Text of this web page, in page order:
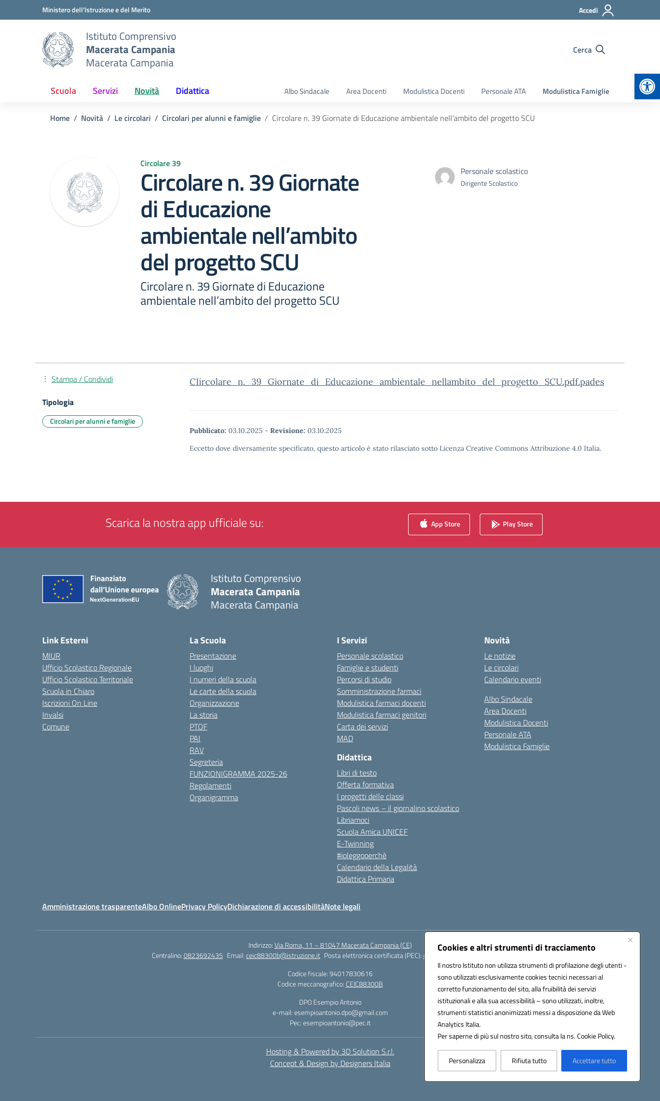
Cookies e altri strumenti di tracciamento
Il nostro Istituto non utilizza strumenti di profilazione degli utenti -
sono utilizzati esclusivamente cookies tecnici necessari al
corretto funzionamento del sito, alla fruibilità dei servizi
istituzionali e alla sua accessibilità – sono utilizzati, inoltre,
strumenti statistici anonimizzati messi a disposizione da Web
Analytics Italia.
Per saperne di più sul nostro sito, consulta la ns. Cookie Policy.
Personalizza Rifiuta tutto Accettare tutto
Vai ai contenuti
Vai al menu di navigazioneMinistero dell'Istruzione e del Merito Accedi
Istituto Comprensivo
Macerata Campania
Macerata Campania
Cerca
Scuola Servizi Novità Didattica Albo Sindacale Area Docenti Modulistica Docenti Personale ATA Modulistica Famiglie
Home Novità Le circolari Circolari per alunni e famiglie Circolare n. 39 Giornate di Educazione ambientale nell’ambito del progetto SCU
Circolare 39
Circolare n. 39 Giornate
di Educazione
ambientale nell’ambito
del progetto SCU
Circolare n. 39 Giornate di Educazione
ambientale nell’ambito del progetto SCU
Personale scolastico
Dirigente Scolastico
CIircolare_n._39_Giornate_di_Educazione_ambientale_nellambito_del_progetto_SCU.pdf.pades
Pubblicato: 03.10.2025 - Revisione: 03.10.2025
Eccetto dove diversamente specificato, questo articolo è stato rilasciato sotto Licenza Creative Commons Attribuzione 4.0 Italia.
Stampa / Condividi
Tipologia
Circolari per alunni e famiglie
Scarica la nostra app ufficiale su: App Store Play Store
Istituto Comprensivo
Macerata Campania
Macerata Campania
Link Esterni
MIUR
Ufficio Scolastico Regionale
Ufficio Scolastico Territoriale
Scuola in Chiaro
Iscrizioni On Line
Invalsi
Comune
La Scuola
Presentazione
I luoghi
I numeri della scuola
Le carte della scuola
Organizzazione
La storia
PTOF
PAI
RAV
Segreteria
FUNZIONIGRAMMA 2025-26
Regolamenti
Organigramma
I Servizi
Personale scolastico
Famiglie e studenti
Percorsi di studio
Somministrazione farmaci
Modulistica farmaci docenti
Modulistica farmaci genitori
Carta dei servizi
MAD
Didattica
Libri di testo
Offerta formativa
I progetti delle classi
Pascoli news – il giornalino scolastico
Libriamoci
Scuola Amica UNICEF
E-Twinning
#ioleggoperchè
Calendario della Legalità
Didattica Primaria
Novità
Le notizie
Le circolari
Calendario eventi
Albo Sindacale
Area Docenti
Modulistica Docenti
Personale ATA
Modulistica Famiglie
Amministrazione trasparenteAlbo OnlinePrivacy PolicyDichiarazione di accessibilitàNote legali
Indirizzo:Via Roma, 11 – 81047 Macerata Campania (CE)
Centralino:0823692435 Email:ceic88300b@istruzione.it Posta elettronica certificata (PEC):ceic88300b@pec.istruzione.it
Codice fiscale: 94017830616
Codice meccanografico: CEIC88300B
DPO Esempio Antonio
e-mail: esempioantonio.dpo@gmail.com
Pec: esempioantonio@pec.it
Hosting & Powered by 3D Solution S.r.l.
Concept & Design by Designers Italia